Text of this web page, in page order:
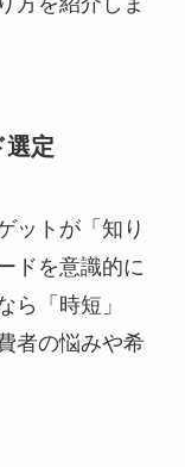
選定
ットが「知り
ドを意識的に
ら「時短」
者の悩みや希